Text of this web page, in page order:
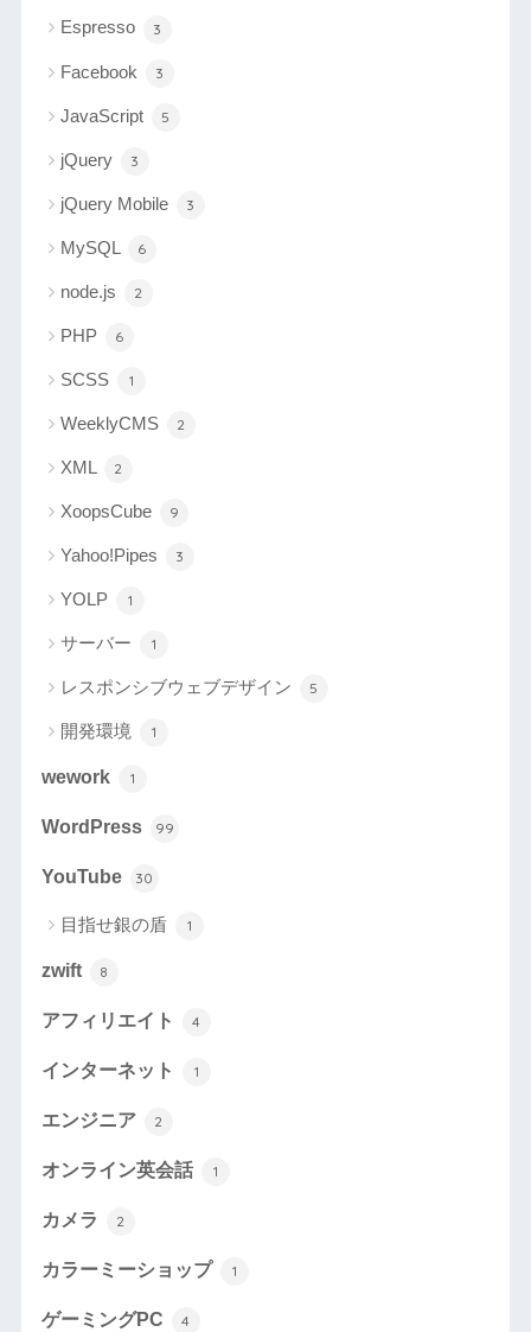
Espresso 3
Facebook 3
JavaScript 5
jQuery 3
jQuery Mobile 3
MySQL 6
node.js 2
PHP 6
SCSS 1
WeeklyCMS 2
XML 2
XoopsCube 9
Yahoo!Pipes 3
YOLP 1
サーバー 1
レスポンシブウェブデザイン 5
開発環境 1
wework 1
WordPress 99
YouTube 30
目指せ銀の盾 1
zwift 8
アフィリエイト 4
インターネット 1
エンジニア 2
オンライン英会話 1
カメラ 2
カラーミーショップ 1
ゲーミングPC 4